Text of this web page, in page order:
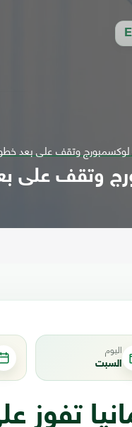
لوكسمبورج وتقف على بعد خطوة
وتقف على
اليوم
السبت